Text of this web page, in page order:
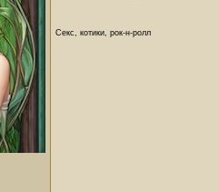
Секс, котики, рок-н-ролл